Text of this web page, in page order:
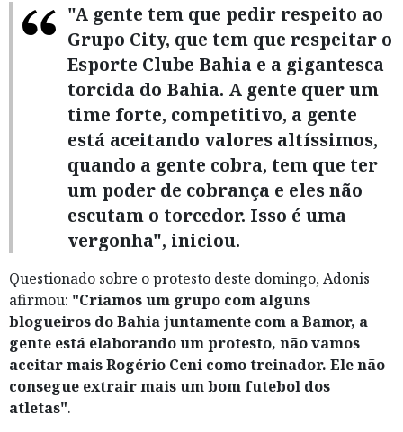
"A gente tem que pedir respeito ao
Grupo City, que tem que respeitar o
Esporte Clube Bahia e a gigantesca
torcida do Bahia. A gente quer um
time forte, competitivo, a gente
está aceitando valores altíssimos,
quando a gente cobra, tem que ter
um poder de cobrança e eles não
escutam o torcedor. Isso é uma
vergonha", iniciou.
Questionado sobre o protesto deste domingo, Adonis
afirmou: "Criamos um grupo com alguns
blogueiros do Bahia juntamente com a Bamor, a
gente está elaborando um protesto, não vamos
aceitar mais Rogério Ceni como treinador. Ele não
consegue extrair mais um bom futebol dos
atletas".